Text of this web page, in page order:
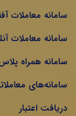
سامانه معاملات
سامانه معاملات
سامانه همراه
سامانه‌های
دریافت اعتبار